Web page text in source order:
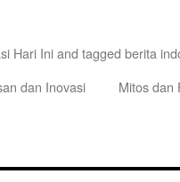
Hari Iniand tagged berita
dan Inovasi
Mitos dan